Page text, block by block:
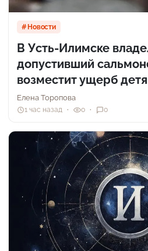
Новости
В Усть-Илимске
допустивший
возместит ущерб
Елена Торопова
1 час назад 0 0